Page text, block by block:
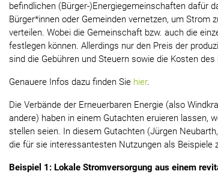
befindlichen (Bürger-)Energiegemeinschaften dafür
Bürger*innen oder Gemeinden vernetzen, um Strom
verteilen. Wobei die Gemeinschaft bzw. auch die
festlegen können. Allerdings nur den Preis der
sind die Gebühren und Steuern sowie die Kosten
Genauere Infos dazu finden Sie hier.
Die Verbände der Erneuerbaren Energie (also
andere) haben in einem Gutachten eruieren lassen,
stellen seien. In diesem Gutachten (Jürgen
die für sie interessantesten Nutzungen als Beispiele
Beispiel 1: Lokale Stromversorgung aus einem